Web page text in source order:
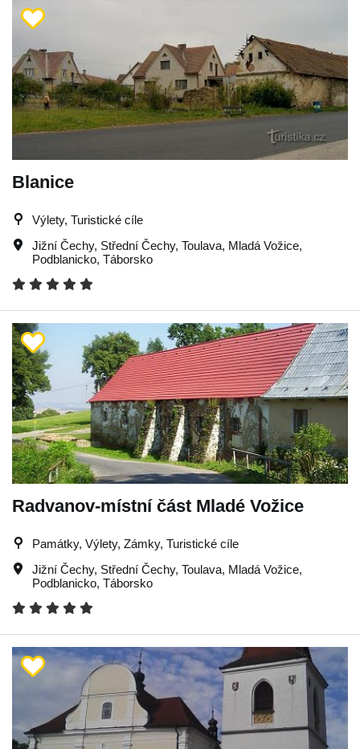
Blanice
Výlety, Turistické cíle
Jižní Čechy, Střední Čechy, Toulava, Mladá Vožice,
Podblanicko, Táborsko
Radvanov-místní část Mladé Vožice
Památky, Výlety, Zámky, Turistické cíle
Jižní Čechy, Střední Čechy, Toulava, Mladá Vožice,
Podblanicko, Táborsko